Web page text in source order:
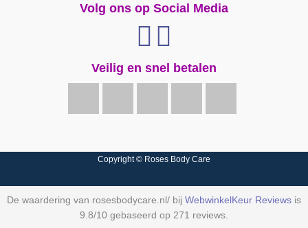
Volg ons op Social Media
Veilig en snel betalen
Copyright © Roses Body Care
De waardering van rosesbodycare.nl/ bij WebwinkelKeur Reviews is
9.8/10 gebaseerd op 271 reviews.